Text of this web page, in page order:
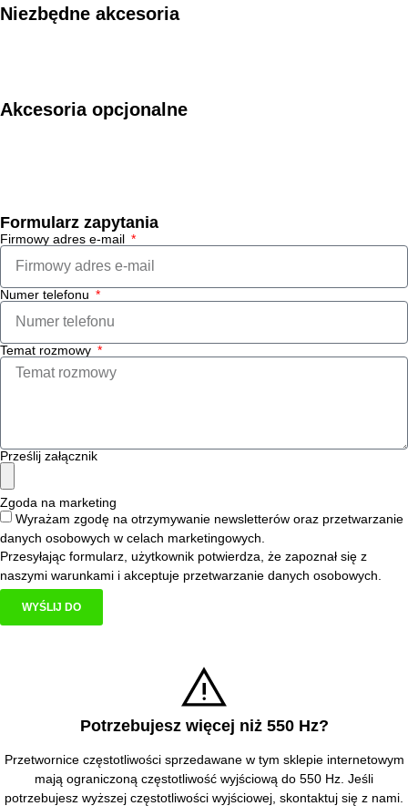
Niezbędne akcesoria
Akcesoria opcjonalne
Formularz zapytania
Firmowy adres e-mail
Numer telefonu
Temat rozmowy
Prześlij załącznik
Zgoda na marketing
Wyrażam zgodę na otrzymywanie newsletterów oraz przetwarzanie
danych osobowych w celach marketingowych.
Przesyłając formularz, użytkownik potwierdza, że zapoznał się z
naszymi warunkami i akceptuje przetwarzanie danych osobowych
WYŚLIJ DO
Potrzebujesz więcej niż 550 Hz?
Przetwornice częstotliwości sprzedawane w tym sklepie internetowym
mają ograniczoną częstotliwość wyjściową do 550 Hz. Jeśli
potrzebujesz wyższej częstotliwości wyjściowej, skontaktuj się z nami.